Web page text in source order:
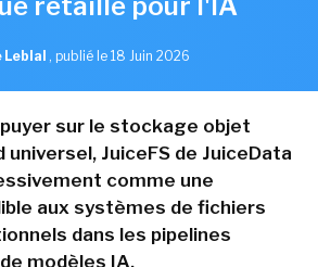
Leblal , publié le 18 Juin 2026
sur le stockage objet
universel, JuiceFS de JuiceData
comme une
aux systèmes de fichiers
dans les pipelines
modèles IA.